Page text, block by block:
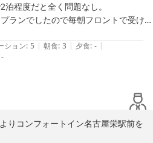
っくりお休みいただけなかったとの
す。
や当日の状況により影響が出てしま
部屋などご希望の場合は事前にお知
りご希望に添ったお部屋をご用意さ
イレの水圧につきましても改めて点
ます。
程度だと全く問題なし。
ランでしたので毎朝フロントで受け渡
で食べました。名古屋らしいエビフラ
あって良かったです。
り、使用しました。
、デスクでなるテーブル的な物ですの
。
ション: 5 | 朝食: 3 | 夕食: - |
-
りコンフォートイン名古屋栄駅前を
うございます。